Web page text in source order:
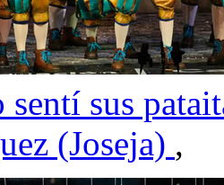
sentí sus
(Joseja) ,